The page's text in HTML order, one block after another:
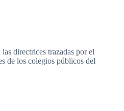
directrices trazadas por el
de los colegios públicos del